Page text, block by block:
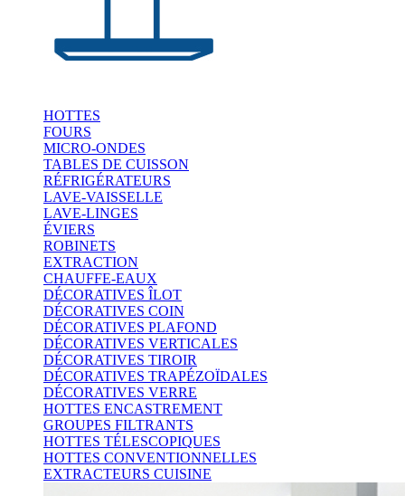
HOTTES
FOURS
MICRO-ONDES
TABLES DE CUISSON
RÉFRIGÉRATEURS
LAVE-VAISSELLE
LAVE-LINGES
ÉVIERS
ROBINETS
EXTRACTION
CHAUFFE-EAUX
DÉCORATIVES ÎLOT
DÉCORATIVES COIN
DÉCORATIVES PLAFOND
DÉCORATIVES VERTICALES
DÉCORATIVES TIROIR
DÉCORATIVES TRAPÉZOÏDALES
DÉCORATIVES VERRE
HOTTES ENCASTREMENT
GROUPES FILTRANTS
HOTTES TÉLESCOPIQUES
HOTTES CONVENTIONNELLES
EXTRACTEURS CUISINE